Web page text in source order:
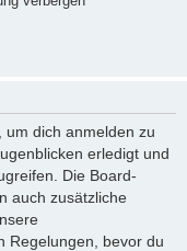
dich anmelden zu
erledigt und
Die Board-
auch zusätzliche
Regelungen, bevor du